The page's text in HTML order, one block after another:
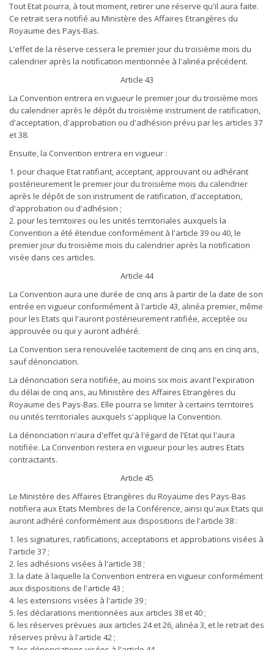
Tout Etat pourra, à tout moment, retirer une réserve qu'il aura faite.
Ce retrait sera notifié au Ministère des Affaires Etrangères du
Royaume des Pays-Bas.
L'effet de la réserve cessera le premier jour du troisième mois du
calendrier après la notification mentionnée à l'alinéa précédent.
Article 43
La Convention entrera en vigueur le premier jour du troisième mois
du calendrier après le dépôt du troisième instrument de ratification,
d'acceptation, d'approbation ou d'adhésion prévu par les articles 37
et 38.
Ensuite, la Convention entrera en vigueur :
1. pour chaque Etat ratifiant, acceptant, approuvant ou adhérant
postérieurement le premier jour du troisième mois du calendrier
après le dépôt de son instrument de ratification, d'acceptation,
d'approbation ou d'adhésion ;
2. pour les territoires ou les unités territoriales auxquels la
Convention a été étendue conformément à l'article 39 ou 40, le
premier jour du troisième mois du calendrier après la notification
visée dans ces articles.
Article 44
La Convention aura une durée de cinq ans à partir de la date de son
entrée en vigueur conformément à l'article 43, alinéa premier, même
pour les Etats qui l'auront postérieurement ratifiée, acceptée ou
approuvée ou qui y auront adhéré.
La Convention sera renouvelée tacitement de cinq ans en cinq ans,
sauf dénonciation.
La dénonciation sera notifiée, au moins six mois avant l'expiration
du délai de cinq ans, au Ministère des Affaires Etrangères du
Royaume des Pays-Bas. Elle pourra se limiter à certains territoires
ou unités territoriales auxquels s'applique la Convention.
La dénonciation n'aura d'effet qu'à l'égard de l'Etat qui l'aura
notifiée. La Convention restera en vigueur pour les autres Etats
contractants.
Article 45
Le Ministère des Affaires Etrangères du Royaume des Pays-Bas
notifiera aux Etats Membres de la Conférence, ainsi qu'aux Etats qui
auront adhéré conformément aux dispositions de l'article 38 :
1. les signatures, ratifications, acceptations et approbations visées à
l'article 37 ;
2. les adhésions visées à l'article 38 ;
3. la date à laquelle la Convention entrera en vigueur conformément
aux dispositions de l'article 43 ;
4. les extensions visées à l'article 39 ;
5. les déclarations mentionnées aux articles 38 et 40 ;
6. les réserves prévues aux articles 24 et 26, alinéa 3, et le retrait des
réserves prévu à l'article 42 ;